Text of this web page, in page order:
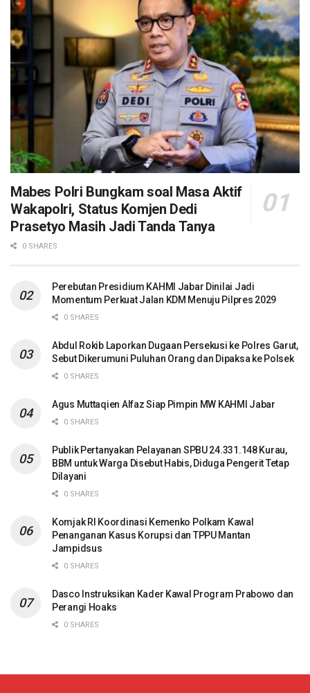
Mabes Polri Bungkam soal Masa Aktif
Wakapolri, Status Komjen Dedi
Prasetyo Masih Jadi Tanda Tanya
0 SHARES
Perebutan Presidium KAHMI Jabar Dinilai Jadi
Momentum Perkuat Jalan KDM Menuju Pilpres 2029
0 SHARES
Abdul Rokib Laporkan Dugaan Persekusi ke Polres Garut,
Sebut Dikerumuni Puluhan Orang dan Dipaksa ke Polsek
0 SHARES
Agus Muttaqien Alfaz Siap Pimpin MW KAHMI Jabar
0 SHARES
Publik Pertanyakan Pelayanan SPBU 24.331.148 Kurau,
BBM untuk Warga Disebut Habis, Diduga Pengerit Tetap
Dilayani
0 SHARES
Komjak RI Koordinasi Kemenko Polkam Kawal
Penanganan Kasus Korupsi dan TPPU Mantan
Jampidsus
0 SHARES
Dasco Instruksikan Kader Kawal Program Prabowo dan
Perangi Hoaks
0 SHARES